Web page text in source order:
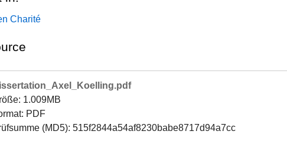
Charité
1.009MB
PDF
(MD5): 515f2844a54af8230babe8717d94a7cc